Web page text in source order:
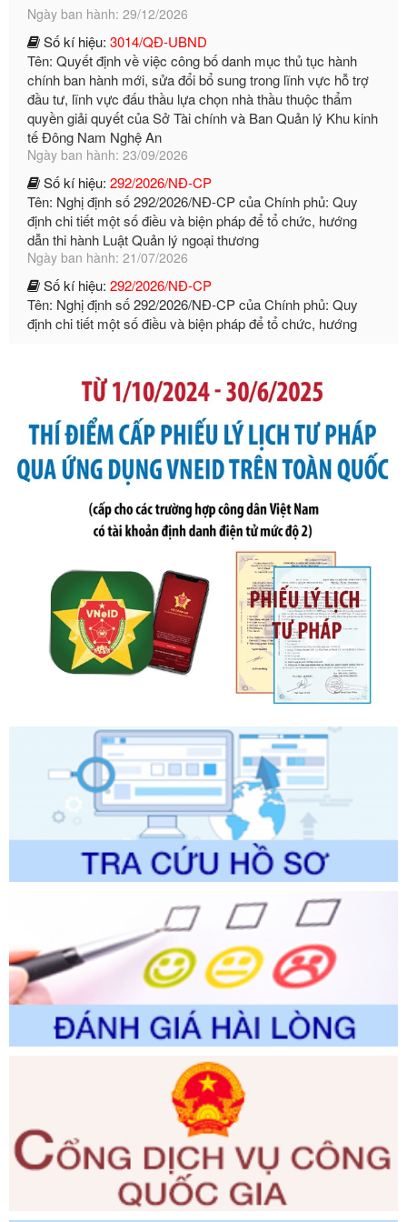
Số kí hiệu:3014/QĐ-UBND
chính ban hành mới, sửa đổi bổ sung trong lĩnh vực hỗ trợ
đầu tư, lĩnh vực đấu thầu lựa chọn nhà thầu thuộc thẩm
quyền giải quyết của Sở Tài chính và Ban Quản lý Khu kinh
tế Đông Nam Nghệ An
Ngày ban hành: 23/09/2026
Số kí hiệu:292/2026/NĐ-CP
định chi tiết một số điều và biện pháp để tổ chức, hướng
dẫn thi hành Luật Quản lý ngoại thương
Ngày ban hành: 21/07/2026
Số kí hiệu:292/2026/NĐ-CP
định chi tiết một số điều và biện pháp để tổ chức, hướng
dẫn thi hành Luật Quản lý ngoại thương
Ngày ban hành: 21/07/2026
Tên: Thông tư số 105/2026/TT-BTC của Bộ Tài chính: Bãi
bỏ Thông tư số 87/2019/TT- BТC ngày 19 tháng 12 năm
2019 của Bộ trưởng Bộ Tài chính hướng dẫn thực hiện xử
phạt vi phạm hành chính trong lĩnh vực kho bạc nhà nước
Ngày ban hành: 21/07/2026
Số kí hiệu:291/2026/NĐ-CP
Tên: Nghị định số 291/2026/NĐ-CP của Chính phủ: Sửa
đổi, bổ sung một số điều của Nghị định số 125/2020/NĐ-СР
ngày 19 tháng 10 năm 2020 của Chính phủ quy định xử
phạt vi phạm hành chính về thuế, hóa đơn được sửa đổi, bổ
sung bởi Nghị định số 102/2021/NĐ-CP
Ngày ban hành: 20/07/2026
Số kí hiệu:2303/QĐ-UBND
Tên: Quyết định công bố Danh mục thủ tục hành chính mới
ban hành, được sửa đổi, bổ sung, bị bãi bỏ và phê duyệt
Quy trình nội bộ, quy trình điện tử giải quyết thủ tục hành
chính trong một số lĩnh vực thuộc phạm vi chức năng quản
Ngày ban hành: 01/06/2026
Số kí hiệu:2304/QĐ-UBND
Tên: Quyết định công bố Danh mục thủ tục hành chính
được sửa đổi, bổ sung và phê duyệt Quy trình nội bộ, quy
trình điện tử giải quyết thủ tục hành chính trong lĩnh vực Du
lịch thuộc phạm vi chức năng quản lý của Sở Văn hóa, Thể
thao và Du lịch
Ngày ban hành: 01/06/2026
2310/QĐ-UBND
Tên: Về việc công bố Danh mục thủ tục hành chính sửa
đổi, bổ sung và phê duyệt Quy trình nội bộ, quy trình điện tử
trong giải quyết thủtục hành chính lĩnh vực biến đổi khí hậu
thuộc phạm vi giải quyết của Sở Nông nghiệp và Môi
trường
Ngày ban hành: 01/06/2026
Số kí hiệu:2300/QĐ-UBND
Tên: V/v công bố danh mục thủ tục hành chính được sửa
đổi, bổ sung và phê duyệt quy trình nội bộ, quy trình điện tử
giải quyết thủ tục hành chính trong lĩnh vực Luật sư thuộc
phạm vi chức năng quản lý của Sở Tư pháp
Ngày ban hành: 01/06/2026
Số kí hiệu: 351/2025/NĐ-CP
Tên: Nghị định số 351/2025/NĐ-CP của Chính phủ: Quy
định chuẩn nghèo đa chiều quốc gia giai đoạn 2026 - 2030